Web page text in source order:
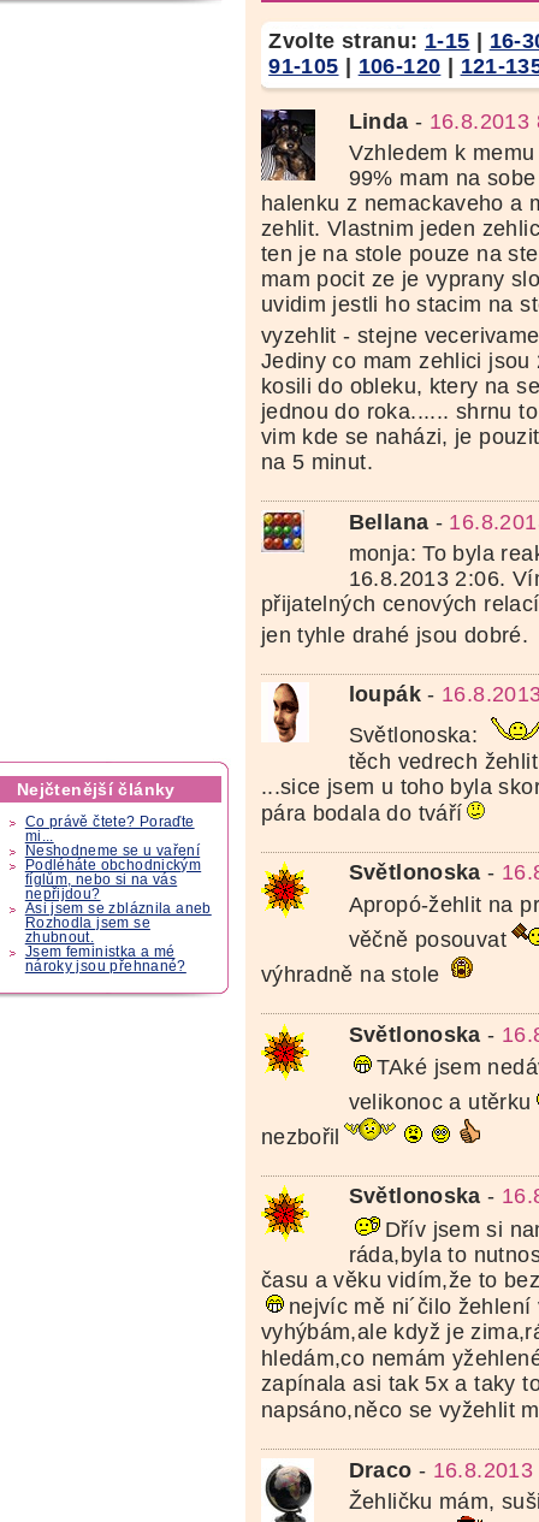
Nejčtenější články
Co právě čtete? Poraďte
mi...
Neshodneme se u vaření
Podléháte obchodnickým
fíglům, nebo si na vás
nepřijdou?
Asi jsem se zbláznila aneb
Rozhodla jsem se
zhubnout.
Jsem feministka a mé
nároky jsou přehnané?
Zvolte stranu: 1-15 | 16-
91-105 | 106-120 | 121-
Linda - 16.8.2013
Vzhledem k
99% mam na
halenku z nemackaveho a
zehlit. Vlastnim jeden
ten je na stole pouze na
mam pocit ze je vyprany
uvidim jestli ho stacim na
vyzehlit - stejne
Jediny co mam zehlici jsou
kosili do obleku, ktery na
jednou do roka...... shrnu
vim kde se naházi, je
na 5 minut.
Bellana -
monja: To byla
16.8.2013 2:06.
přijatelných cenových
jen tyhle drahé jsou dobré.
loupák-
Světlonoska:
těch vedrech
...sice jsem u toho byla
pára bodala do tváří
Světlonoska -
Apropó-žehlit na
věčně posouvat
výhradně na stole
Světlonoska -
TAké jsem
velikonoc a utěrku
nezbořil
Světlonoska -
Dřív jsem si
ráda,byla to
času a věku vidím,že to
nejvíc mě ni´čilo
vyhýbám,ale když je
hledám,co nemám
zapínala asi tak 5x a taky
napsáno,něco se vyžehlit
Draco - 16.8.2013
Žehličku mám,